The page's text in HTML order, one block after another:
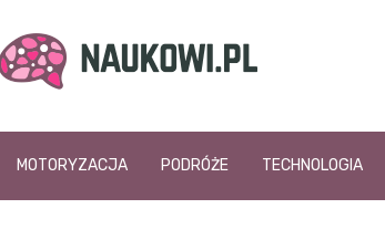
MOTORYZACJA PODRÓŻE TECHNOLOGIA